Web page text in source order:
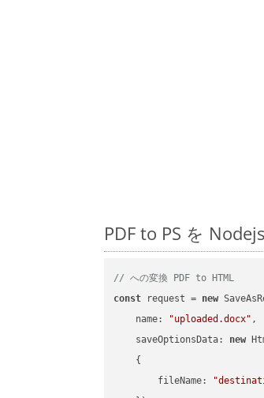
PDF to PS を
// への変換 PDF to HTML
const request = new
name: "uploaded.docx" ,
saveOptionsData: new
    {
fileName: